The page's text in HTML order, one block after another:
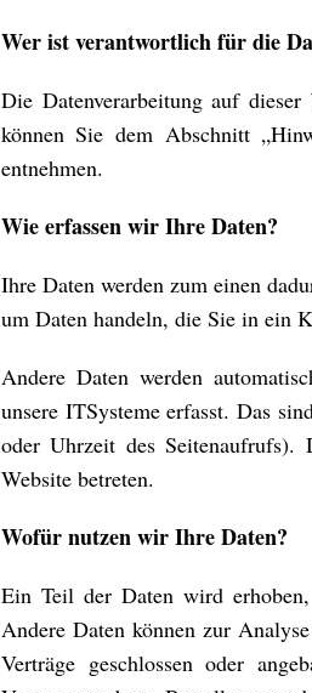
Wer ist verantwortlich für die
Die Datenverarbeitung auf
können Sie dem Abschnitt
entnehmen.
Wie erfassen wir Ihre Daten?
Ihre Daten werden zum einen
um Daten handeln, die Sie in ein
Andere Daten werden
unsere ITSysteme erfasst. Das
oder Uhrzeit des Seitenaufrufs).
Website betreten.
Wofür nutzen wir Ihre Daten?
Ein Teil der Daten wird
Andere Daten können zur
Verträge geschlossen oder